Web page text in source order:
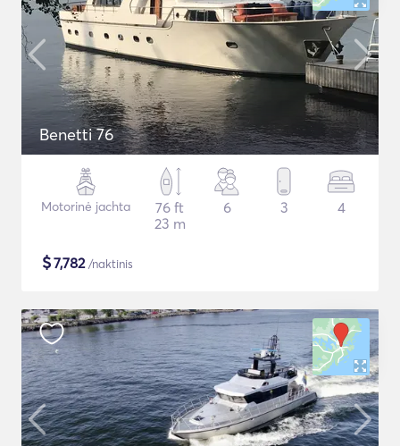
Benetti 76
Motorinė jachta
76 ft
23 m
6 3 4
$7,782/naktinis